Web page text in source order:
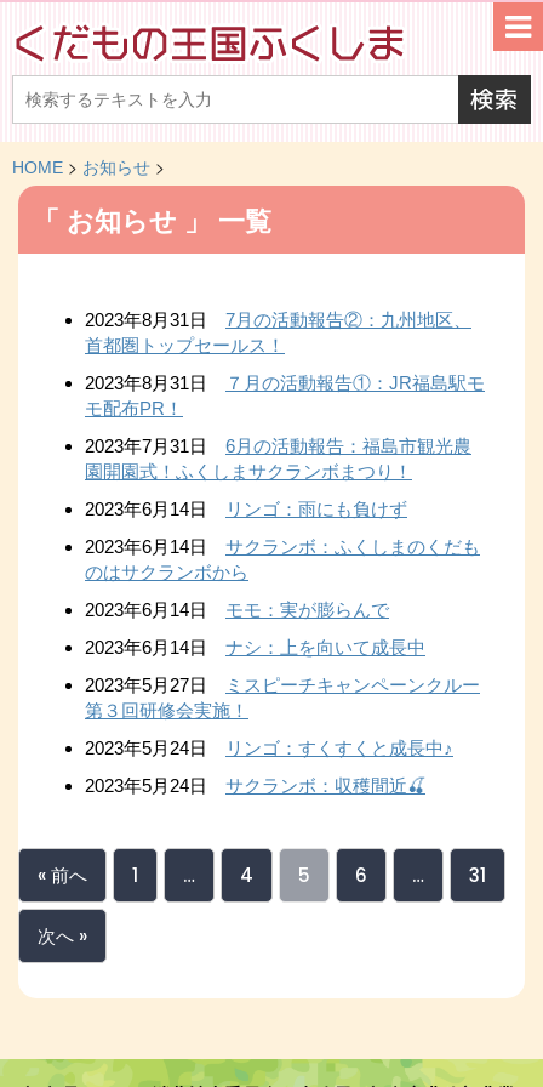
HOME > お知らせ >
「 お知らせ 」 一覧
2023年8月31日 7月の活動報告②：九州地区、
首都圏トップセールス！
2023年8月31日
７月の活動報告①：JR福島駅モ
モ配布PR！
2023年7月31日 6月の活動報告：福島市観光農
園開園式！ふくしまサクランボまつり！
2023年6月14日
リンゴ：雨にも負けず
2023年6月14日 サクランボ：ふくしまのくだも
のはサクランボから
2023年6月14日 モモ：実が膨らんで
2023年6月14日 ナシ：上を向いて成長中
2023年5月27日
ミスピーチキャンペーンクルー
第３回研修会実施！
2023年5月24日
リンゴ：すくすくと成長中♪
2023年5月24日 サクランボ：収穫間近🍒
« 前へ 1 … 4 5 6 … 31
次へ »